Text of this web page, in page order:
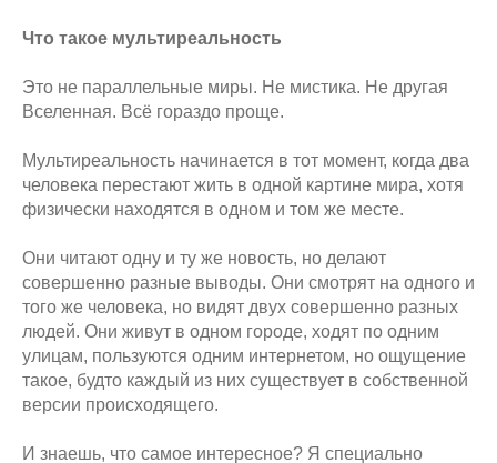
Что такое мультиреальность
Это не параллельные миры. Не мистика. Не другая
Вселенная. Всё гораздо проще.
Мультиреальность начинается в тот момент, когда два
человека перестают жить в одной картине мира, хотя
физически находятся в одном и том же месте.
Они читают одну и ту же новость, но делают
совершенно разные выводы. Они смотрят на одного и
того же человека, но видят двух совершенно разных
людей. Они живут в одном городе, ходят по одним
улицам, пользуются одним интернетом, но ощущение
такое, будто каждый из них существует в собственной
версии происходящего.
И знаешь, что самое интересное? Я специально